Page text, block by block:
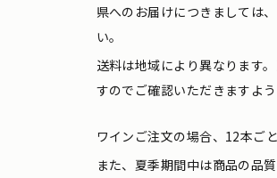
県へのお届けにつきましては
い。
送料は地域により異なります
すのでご確認いただきますよ
ワインご注文の場合、12本ご
また、夏季期間中は商品の品